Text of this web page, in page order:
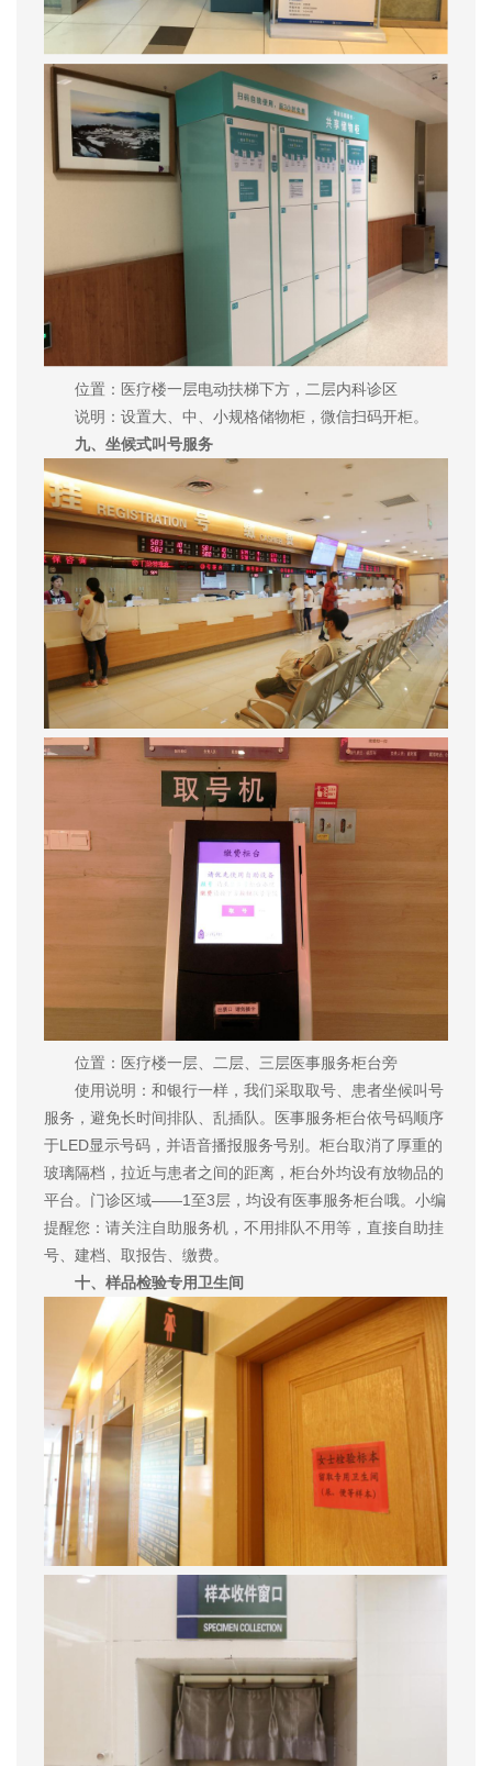
位置：医疗楼一层电动扶梯下方，二层内科诊区
说明：设置大、中、小规格储物柜，微信扫码开柜。
九、坐候式叫号服务
位置：医疗楼一层、二层、三层医事服务柜台旁
使用说明：和银行一样，我们采取取号、患者坐候叫号
服务，避免长时间排队、乱插队。医事服务柜台依号码顺序
于LED显示号码，并语音播报服务号别。柜台取消了厚重的
玻璃隔档，拉近与患者之间的距离，柜台外均设有放物品的
平台。门诊区域——1至3层，均设有医事服务柜台哦。小编
提醒您：请关注自助服务机，不用排队不用等，直接自助挂
号、建档、取报告、缴费。
十、样品检验专用卫生间